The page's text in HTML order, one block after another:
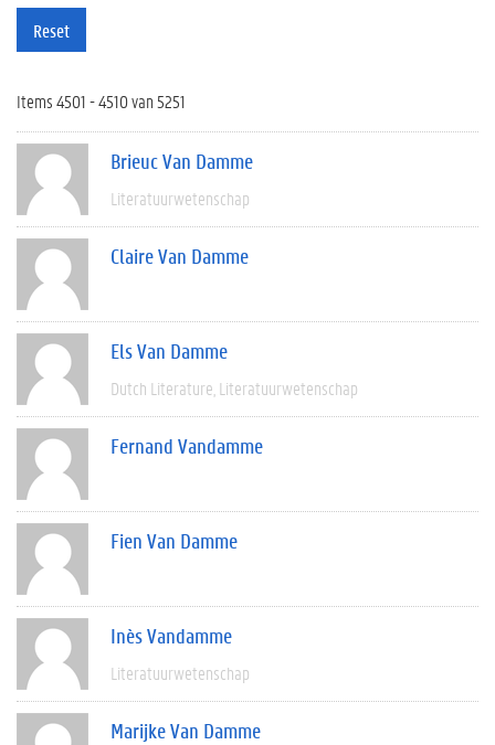
Reset
Items 4501 - 4510 van 5251
Brieuc Van Damme
Literatuurwetenschap
Claire Van Damme
Els Van Damme
Dutch Literature Literatuurwetenschap
Fernand Vandamme
Fien Van Damme
Inès Vandamme
Literatuurwetenschap
Marijke Van Damme